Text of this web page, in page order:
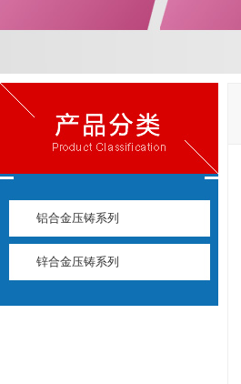
铝合金压铸系列
锌合金压铸系列